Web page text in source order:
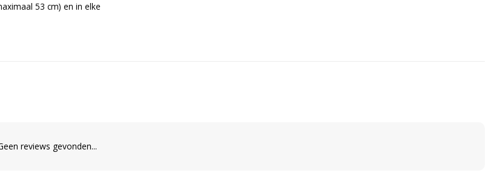
53 cm) en in elke
reviews gevonden...